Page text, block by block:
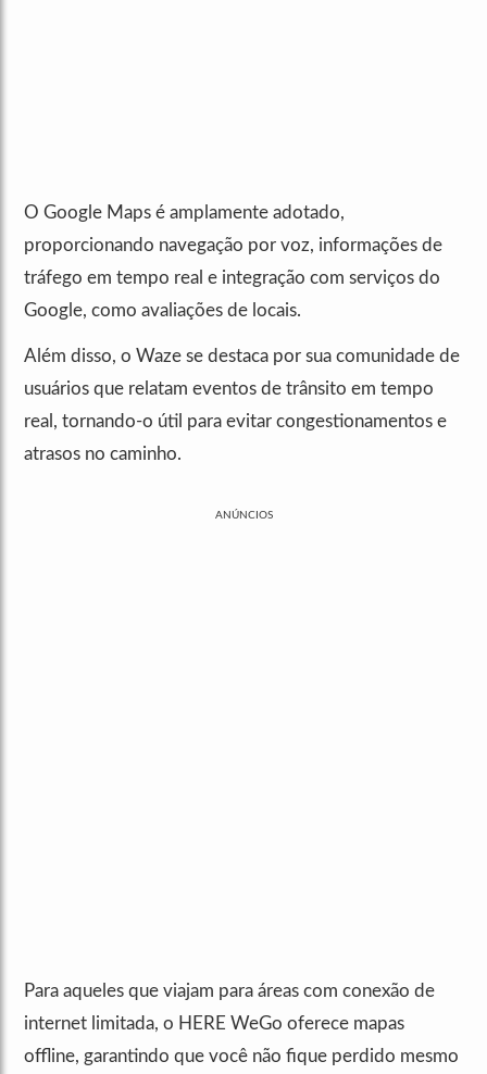
O Google Maps é amplamente adotado,
proporcionando navegação por voz, informações de
tráfego em tempo real e integração com serviços do
Google, como avaliações de locais.
Além disso, o Waze se destaca por sua comunidade de
usuários que relatam eventos de trânsito em tempo
real, tornando-o útil para evitar congestionamentos e
atrasos no caminho.
ANÚNCIOS
Para aqueles que viajam para áreas com conexão de
internet limitada, o HERE WeGo oferece mapas
offline, garantindo que você não fique perdido mesmo